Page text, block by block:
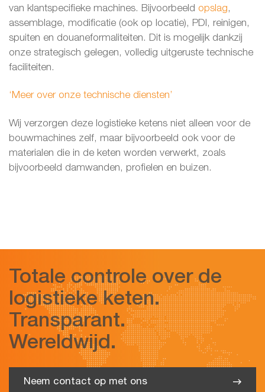
van klantspecifieke machines. Bijvoorbeeld opslag ,
assemblage, modificatie (ook op locatie), PDI, reinigen,
spuiten en douaneformaliteiten. Dit is mogelijk dankzij
onze strategisch gelegen, volledig uitgeruste technische
faciliteiten.
‘Meer over onze technische diensten’
Wij verzorgen deze logistieke ketens niet alleen voor de
bouwmachines zelf, maar bijvoorbeeld ook voor de
materialen die in de keten worden verwerkt, zoals
bijvoorbeeld damwanden, profielen en buizen.
Totale controle over de
logistieke keten.
Transparant.
Wereldwijd.
Neem contact op met ons